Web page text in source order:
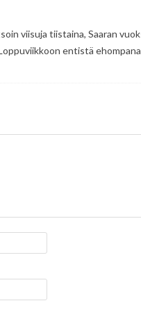
viisuja tiistaina, Saaran
entistä